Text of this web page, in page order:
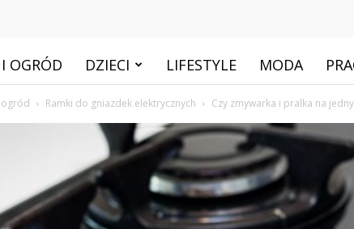
OGRÓD DZIECI LIFESTYLE MODA
Ramki do gniazdek elektrycznych Czy zmywarka i pralka na